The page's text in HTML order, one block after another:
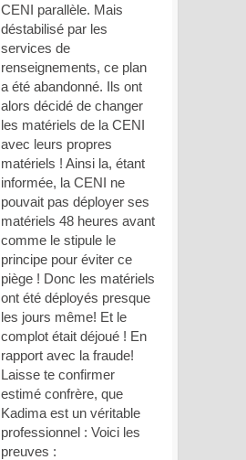
CENI parallèle. Mais
déstabilisé par les
services de
renseignements, ce plan
a été abandonné. Ils ont
alors décidé de changer
les matériels de la CENI
avec leurs propres
matériels ! Ainsi la, étant
informée, la CENI ne
pouvait pas déployer ses
matériels 48 heures avant
comme le stipule le
principe pour éviter ce
piège ! Donc les matériels
ont été déployés presque
les jours même! Et le
complot était déjoué ! En
rapport avec la fraude!
Laisse te confirmer
estimé confrère, que
Kadima est un véritable
professionnel : Voici les
preuves :